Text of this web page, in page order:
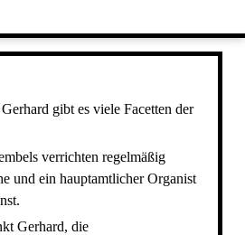
gibt es viele Facetten der
verrichten regelmäßig
und ein hauptamtlicher Organist
Gerhard, die